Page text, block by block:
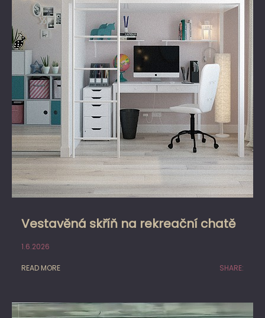
Vestavěná skříň na rekreační chatě
1.6.2026
READ MORE SHARE: